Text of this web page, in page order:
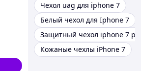
Чехол uag для iphone 7
Белый чехол для Iphone 7
Защитный чехол iphone 7
Кожаные чехлы iPhone 7